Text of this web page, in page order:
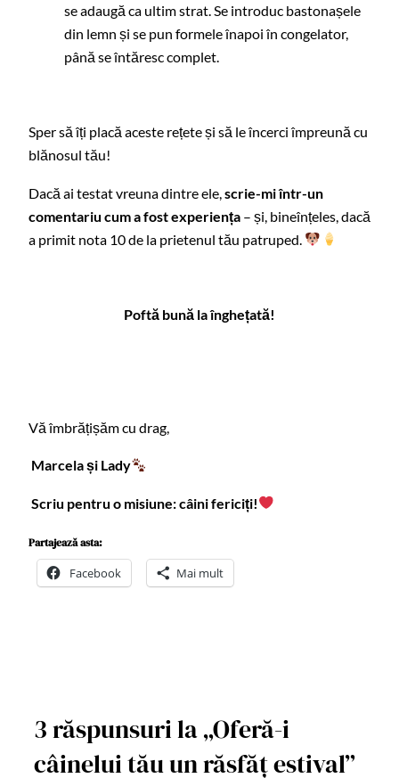
se adaugă ca ultim strat. Se introduc bastonașele
din lemn și se pun formele înapoi în congelator,
până se întăresc complet.
Sper să îți placă aceste rețete și să le încerci împreună cu
blănosul tău!
Dacă ai testat vreuna dintre ele, scrie-mi într-un
comentariu cum a fost experiența – și, bineînțeles, dacă
a primit nota 10 de la prietenul tău patruped.
Poftă bună la înghețată!
Vă îmbrățișăm cu drag,
Marcela și Lady
Scriu pentru o misiune: câini fericiți!
Partajează asta:
Facebook Mai mult
3 răspunsuri la „Oferă-i
câinelui tău un răsfăț estival”